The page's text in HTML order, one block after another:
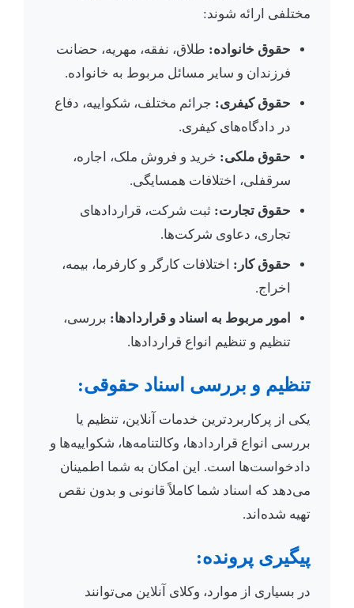
مختلفی ارائه شوند:
حقوق خانواده: طلاق، نفقه، مهریه، حضانت
فرزندان و سایر مسائل مربوط به خانواده.
حقوق کیفری: جرائم مختلف، شکواییه، دفاع
در دادگاه‌های کیفری.
حقوق ملکی: خرید و فروش ملک، اجاره،
سرقفلی، اختلافات همسایگی.
حقوق تجارت: ثبت شرکت، قراردادهای
تجاری، دعاوی شرکت‌ها.
حقوق کار: اختلافات کارگر و کارفرما، بیمه،
اخراج.
امور مربوط به اسناد و قراردادها: بررسی،
تنظیم و تنظیم انواع قراردادها.
تنظیم و بررسی اسناد حقوقی:
یکی از پرکاربردترین خدمات آنلاین، تنظیم یا
بررسی انواع قراردادها، وکالتنامه‌ها، شکواییه‌ها و
دادخواست‌ها است. این امکان به شما اطمینان
می‌دهد که اسناد شما کاملاً قانونی و بدون نقص
تهیه شده‌اند.
پیگیری پرونده:
در بسیاری از موارد، وکلای آنلاین می‌توانند